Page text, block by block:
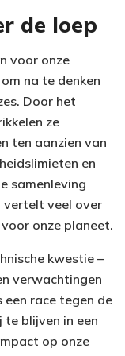
de loep
voor onze
na te denken
Door het
ze
ten aanzien van
en
samenleving
vertelt veel over
onze planeet.
kwestie –
verwachtingen
race tegen de
te blijven in een
op onze